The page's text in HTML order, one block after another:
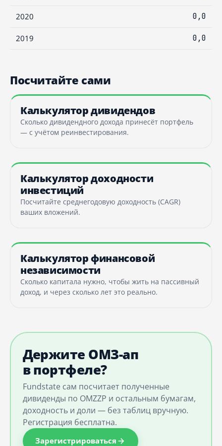
2020 0,0
2019 0,0
Посчитайте сами
Калькулятор дивидендов
Сколько дивидендного дохода принесёт портфель
— с учётом реинвестирования.
Калькулятор доходности
инвестиций
Посчитайте среднегодовую доходность (CAGR)
ваших вложений.
Калькулятор финансовой
независимости
Сколько капитала нужно, чтобы жить на пассивный
доход, и через сколько лет это реально.
Держите ОМЗ-ап
в портфеле?
Fundstate сам посчитает полученные
дивиденды по OMZZP и остальным бумагам,
доходность и доли — без таблиц вручную.
Регистрация бесплатна.
Зарегистрироваться